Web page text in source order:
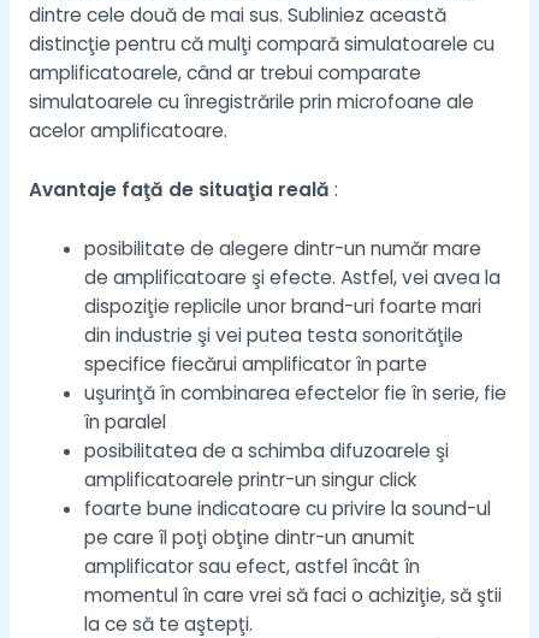
dintre cele două de mai sus. Subliniez această
distincţie pentru că mulţi compară simulatoarele cu
amplificatoarele, când ar trebui comparate
simulatoarele cu înregistrările prin microfoane ale
acelor amplificatoare.
Avantaje faţă de situaţia reală :
posibilitate de alegere dintr-un număr mare
de amplificatoare şi efecte. Astfel, vei avea la
dispoziţie replicile unor brand-uri foarte mari
din industrie şi vei putea testa sonorităţile
specifice fiecărui amplificator în parte
uşurinţă în combinarea efectelor fie în serie, fie
în paralel
posibilitatea de a schimba difuzoarele şi
amplificatoarele printr-un singur click
foarte bune indicatoare cu privire la sound-ul
pe care îl poţi obţine dintr-un anumit
amplificator sau efect, astfel încât în
momentul în care vrei să faci o achiziţie, să ştii
la ce să te aştepţi.